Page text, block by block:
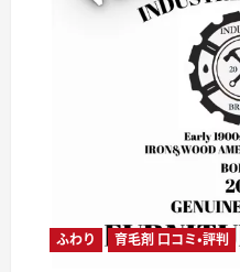
ふわり 育毛剤 口コミ・評判